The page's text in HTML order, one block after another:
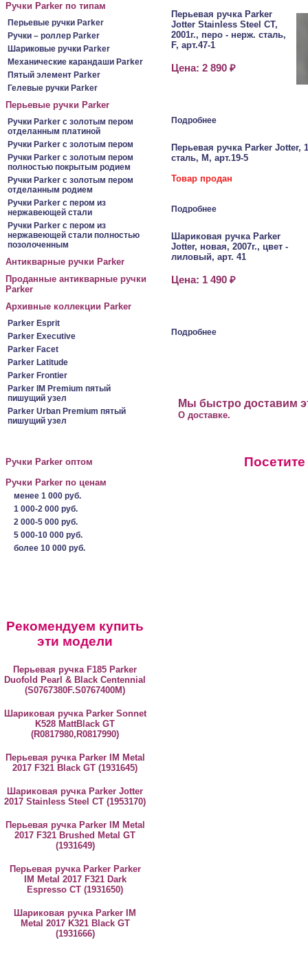
Ручки Parker по типам
Перьевые ручки Parker
Ручки – роллер Parker
Шариковые ручки Parker
Механические карандаши Parker
Пятый элемент Parker
Гелевые ручки Parker
Перьевые ручки Parker
Ручки Parker c золотым пером
отделанным платиной
Ручки Parker c золотым пером
Ручки Parker c золотым пером
полностью покрытым родием
Ручки Parker c золотым пером
отделанным родием
Ручки Parker c пером из
нержавеющей стали
Ручки Parker c пером из
нержавеющей стали полностью
позолоченным
Антикварные ручки Parker
Проданные антикварные ручки
Parker
Архивные коллекции Parker
Parker Esprit
Parker Executive
Parker Facet
Parker Latitude
Parker Frontier
Parker IM Premium пятый
пишущий узел
Parker Urban Premium пятый
пишущий узел
Ручки Parker оптом
Ручки Parker по ценам
менее 1 000 руб.
1 000-2 000 руб.
2 000-5 000 руб.
5 000-10 000 руб.
более 10 000 руб.
Рекомендуем купить
эти модели
Перьевая ручка F185 Parker
Duofold Pearl & Black Centennial
(S0767380F.S0767400M)
Шариковая ручка Parker Sonnet
K528 MattBlack GT
(R0817980,R0817990)
Перьевая ручка Parker IM Metal
2017 F321 Black GT (1931645)
Шариковая ручка Parker Jotter
2017 Stainless Steel CT (1953170)
Перьевая ручка Parker IM Metal
2017 F321 Brushed Metal GT
(1931649)
Перьевая ручка Parker Parker
IM Metal 2017 F321 Dark
Espresso CT (1931650)
Шариковая ручка Parker IM
Metal 2017 K321 Black GT
(1931666)
Перьевая ручка Parker
Jotter Stainless Steel CT,
2001г., перо - нерж. сталь,
F, арт.47-1
Цена: 2 890 ₽
Подробнее
Перьевая ручка Parker Jotter,
сталь, М, арт.19-5
Товар продан
Подробнее
Шариковая ручка Parker
Jotter, новая, 2007г., цвет -
лиловый, арт. 41
Цена: 1 490 ₽
Подробнее
Мы быстро доставим
О доставке.